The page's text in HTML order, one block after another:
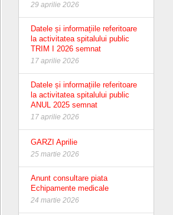
29 aprilie 2026
Datele și informațiile referitoare
la activitatea spitalului public
TRIM I 2026 semnat
17 aprilie 2026
Datele și informațiile referitoare
la activitatea spitalului public
ANUL 2025 semnat
17 aprilie 2026
GARZI Aprilie
25 martie 2026
Anunt consultare piata
Echipamente medicale
24 martie 2026